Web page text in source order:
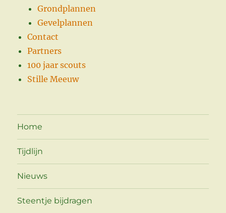
Grondplannen
Gevelplannen
Contact
Partners
100 jaar scouts
Stille Meeuw
Home
Tijdlijn
Nieuws
Steentje bijdragen